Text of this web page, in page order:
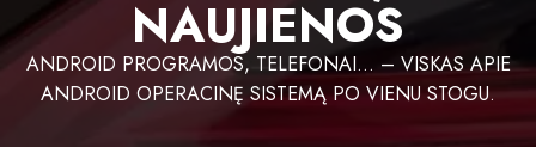
NAUJIENOS
ANDROID PROGRAMOS, TELEFONAI… – VISKAS APIE
ANDROID OPERACINĘ SISTEMĄ PO VIENU STOGU.